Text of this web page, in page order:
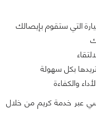
التي ستقوم بإيصالك
بكل سهولة
والكفاءة
عبر خدمة كريم من خلال